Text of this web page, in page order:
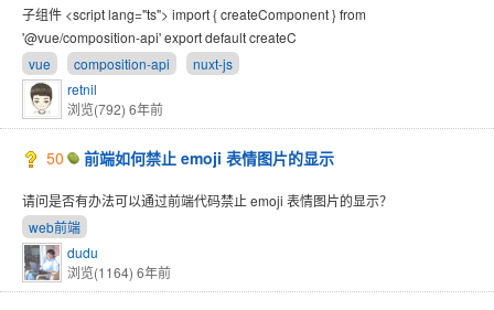
子组件 <script lang="ts"> import { createComponent } from
'@vue/composition-api' export default createC
vue
composition-api
nuxt-js
retnil
浏览(792) 6年前
50 前端如何禁止 emoji 表情图片的显示
请问是否有办法可以通过前端代码禁止 emoji 表情图片的显示？
web前端
dudu
浏览(1164) 6年前